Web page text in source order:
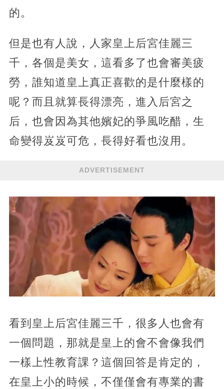
的。
但是也有人說，人家皇上后宮佳麗三
千，各個是美女，這看多了也會審美疲
勞，誰知道皇上真正喜歡的是什麼樣的
呢？而且就算長得漂亮，進入后宮之
后，也會因為其他嬪妃的爭風吃醋，生
命變得岌岌可危，長得好看也沒用。
ADVERTISEMENT
看到皇上后宮佳麗三千，很多人也會有
一個問題，那就是皇上的會不會像我們
一樣上性教育課？這個回答是肯定的，
在皇上小的時候，不僅僅會有專業的書